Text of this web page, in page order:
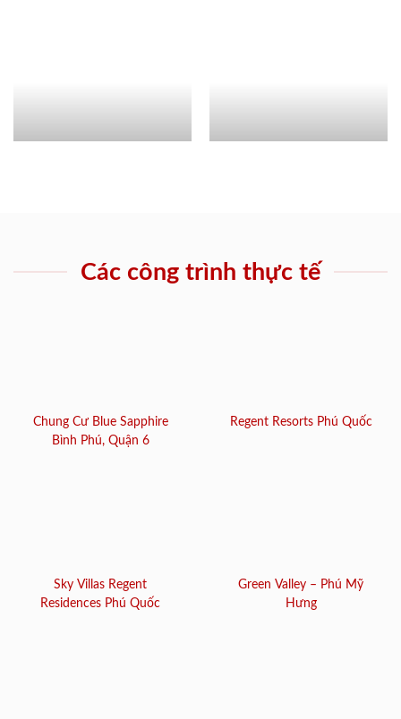
Các công trình thực tế
Chung Cư Blue Sapphire
Bình Phú, Quận 6
Regent Resorts Phú Quốc
Sky Villas Regent
Residences Phú Quốc
Green Valley – Phú Mỹ
Hưng